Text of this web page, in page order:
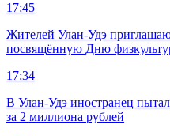
17:45
Жителей Улан-Удэ
посвящённую Дню
17:34
В Улан-Удэ иностранец
за 2 миллиона рублей